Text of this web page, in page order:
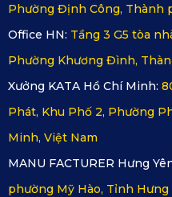
Phường Định Công, Thành
Office HN: Tầng 3 G5 tòa
Phường Khương Đình,
Xưởng KATA Hồ Chí Minh:
Phát, Khu Phố 2, Phường
Minh, Việt Nam
MANU FACTURER Hưng
phường Mỹ Hào, Tỉnh Hưng